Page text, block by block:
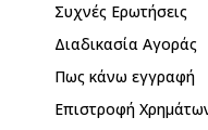
Συχνές Ερωτήσεις
Διαδικασία Αγοράς
Πως κάνω εγγραφή
Επιστροφή